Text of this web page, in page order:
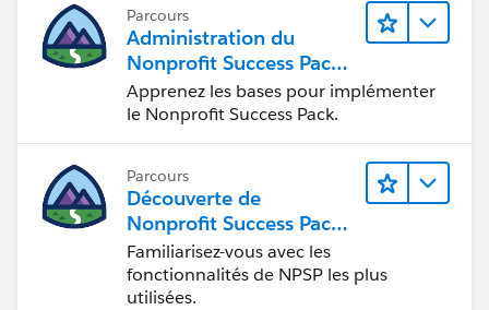
Parcours
Administration du
Nonprofit Success Pack
(NPSP)
Apprenez les bases pour implémenter
le Nonprofit Success Pack.
Parcours
Découverte de
Nonprofit Success Pack
(NPSP)
Familiarisez-vous avec les
fonctionnalités de NPSP les plus
utilisées.